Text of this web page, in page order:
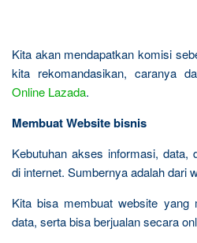
Kita akan mendapatkan komisi
kita rekomandasikan, caranya
Online Lazada.
Membuat Website bisnis
Kebutuhan akses informasi, data,
di internet. Sumbernya adalah dari
Kita bisa membuat website yang
data, serta bisa berjualan secara